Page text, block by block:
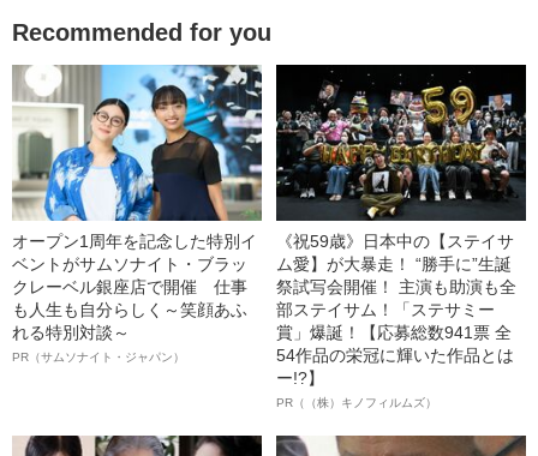
Recommended for you
オープン1周年を記念した特別イ
ベントがサムソナイト・ブラッ
クレーベル銀座店で開催 仕事
も人生も自分らしく～笑顔あふ
れる特別対談～
PR（サムソナイト・ジャパン）
《祝59歳》日本中の【ステイサ
ム愛】が大暴走！ “勝手に”生誕
祭試写会開催！ 主演も助演も全
部ステイサム！「ステサミー
賞」爆誕！【応募総数941票 全
54作品の栄冠に輝いた作品とは
ー!?】
PR（（株）キノフィルムズ）